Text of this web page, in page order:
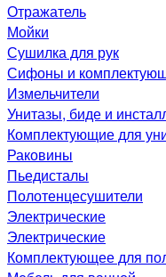
Отражатель
Мойки
Сушилка для рук
Сифоны и
Измельчители
Унитазы, биде и
Комплектующие для
Раковины
Пьедисталы
Полотенцесушители
Электрические
Электрические
Комплектующее для